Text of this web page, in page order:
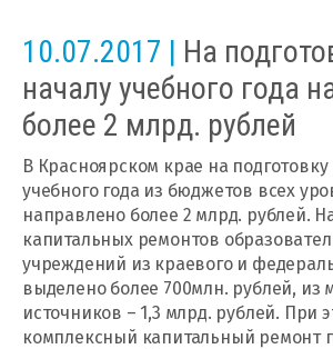
10.07.2017 | На
началу учебного года
более 2 млрд. рублей
В Красноярском крае на
учебного года из бюджетов всех
направлено более 2 млрд. рублей.
капитальных ремонтов
учреждений из краевого и
выделено более 700млн. рублей, из
источников – 1,3 млрд. рублей. При
комплексный капитальный ремонт